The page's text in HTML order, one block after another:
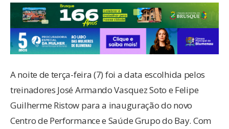
A noite de terça-feira (7) foi a data escolhida pelos
treinadores José Armando Vasquez Soto e Felipe
Guilherme Ristow para a inauguração do novo
Centro de Performance e Saúde Grupo do Bay. Com